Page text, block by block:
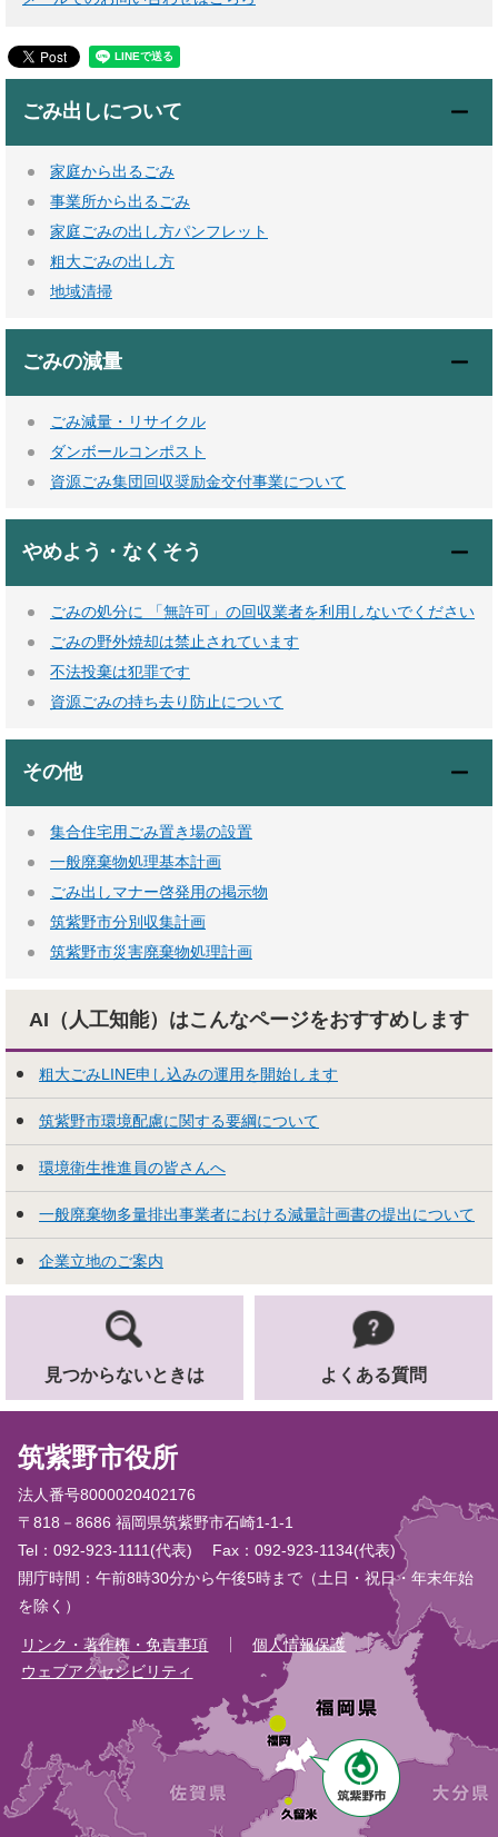
ごみ出しについて
家庭から出るごみ
事業所から出るごみ
家庭ごみの出し方パンフレット
粗大ごみの出し方
地域清掃
ごみの減量
ごみ減量・リサイクル
ダンボールコンポスト
資源ごみ集団回収奨励金交付事業について
やめよう・なくそう
ごみの処分に 「無許可」の回収業者を利用しないでください
ごみの野外焼却は禁止されています
不法投棄は犯罪です
資源ごみの持ち去り防止について
その他
集合住宅用ごみ置き場の設置
一般廃棄物処理基本計画
ごみ出しマナー啓発用の掲示物
筑紫野市分別収集計画
筑紫野市災害廃棄物処理計画
AI（人工知能）はこんなページをおすすめします
粗大ごみLINE申し込みの運用を開始します
筑紫野市環境配慮に関する要綱について
環境衛生推進員の皆さんへ
一般廃棄物多量排出事業者における減量計画書の提出について
企業立地のご案内
見つからないときは よくある質問
筑紫野市役所
法人番号8000020402176
〒818－8686 福岡県筑紫野市石崎1-1-1
Tel：092-923-1111(代表)
Fax：092-923-1134(代表)
開庁時間：午前8時30分から午後5時まで（土日・祝日・年末年始
を除く）
リンク・著作権・免責事項
個人情報保護
ウェブアクセシビリティ